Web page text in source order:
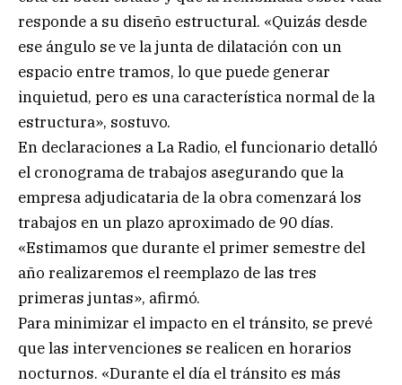
responde a su diseño estructural. «Quizás desde
ese ángulo se ve la junta de dilatación con un
espacio entre tramos, lo que puede generar
inquietud, pero es una característica normal de la
estructura», sostuvo.
En declaraciones a La Radio, el funcionario detalló
el cronograma de trabajos asegurando que la
empresa adjudicataria de la obra comenzará los
trabajos en un plazo aproximado de 90 días.
«Estimamos que durante el primer semestre del
año realizaremos el reemplazo de las tres
primeras juntas», afirmó.
Para minimizar el impacto en el tránsito, se prevé
que las intervenciones se realicen en horarios
nocturnos. «Durante el día el tránsito es más